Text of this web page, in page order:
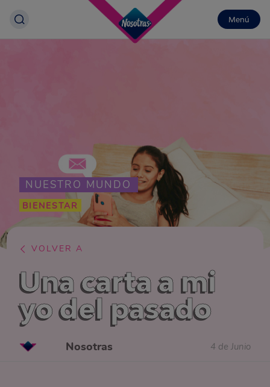
Menú
NUESTRO MUNDO
BIENESTAR
VOLVER A
Una carta a mi
yo del pasado
Nosotras 4 de Junio